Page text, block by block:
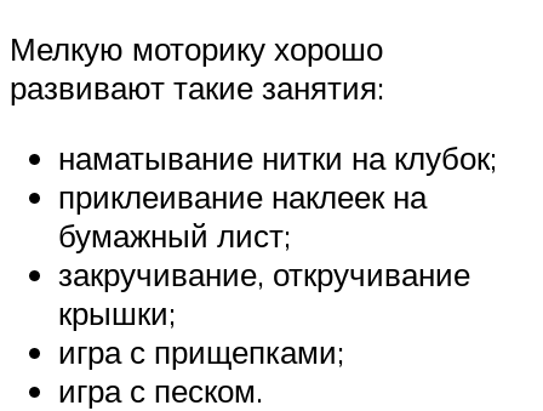
Мелкую моторику хорошо
развивают такие занятия:
наматывание нитки на клубок;
приклеивание наклеек на
бумажный лист;
закручивание, откручивание
крышки;
игра с прищепками;
игра с песком.